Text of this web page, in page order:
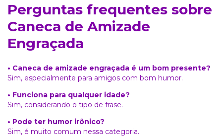
Perguntas frequentes sobre
Caneca de Amizade
Engraçada
• Caneca de amizade engraçada é um bom presente?
Sim, especialmente para amigos com bom humor.
• Funciona para qualquer idade?
Sim, considerando o tipo de frase.
• Pode ter humor irônico?
Sim, é muito comum nessa categoria.